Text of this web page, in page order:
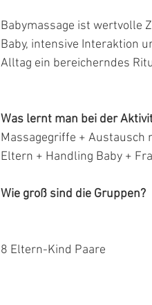
Babymassage ist wertvolle
Baby, intensive Interaktion
Alltag ein bereicherndes
Was lernt man bei der
Massagegriffe + Austausch
Eltern + Handling Baby +
Wie groß sind die Gruppen?
8 Eltern-Kind Paare